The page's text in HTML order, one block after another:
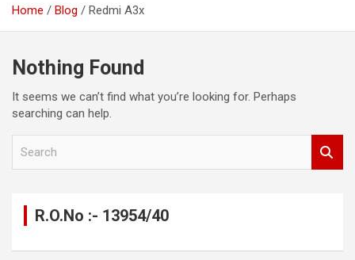
Home Blog Redmi A3x
Nothing Found
It seems we can’t find what you’re looking for. Perhaps
searching can help.
R.O.No :- 13954/40